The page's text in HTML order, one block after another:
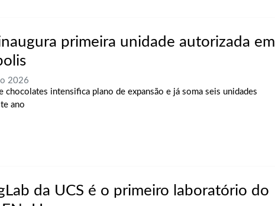
primeira unidade autorizada em
2026
chocolates intensifica plano de expansão e já soma seis unidades
ano
da UCS é o primeiro laboratório do